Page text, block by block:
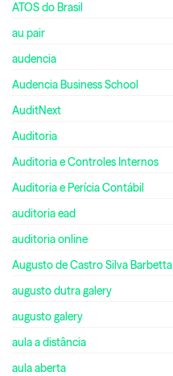
ATOS do Brasil
au pair
audencia
Audencia Business School
AuditNext
Auditoria
Auditoria e Controles Internos
Auditoria e Perícia Contábil
auditoria ead
auditoria online
Augusto de Castro Silva Barbetta
augusto dutra galery
augusto galery
aula a distância
aula aberta